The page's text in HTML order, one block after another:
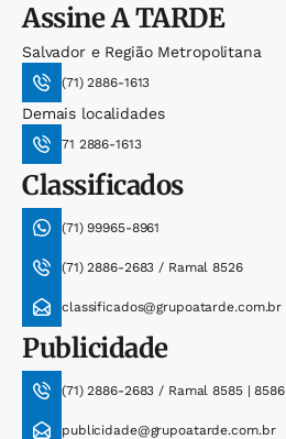
AssineA TARDE
Salvador e Região Metropolitana
(71) 2886-1613
Demais localidades
71 2886-1613
Classificados
(71) 99965-8961
(71) 2886-2683 / Ramal 8526
classificados@grupoatarde.com.br
Publicidade
(71) 2886-2683 / Ramal 8585 | 8586
publicidade@grupoatarde.com.br